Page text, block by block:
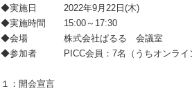
◆実施日 2022年9月22日(木)
◆実施時間 15:00～17:30
◆会場 株式会社ぱるる 会議室
◆参加者 PICC会員：7名（うちオンライン
１：開会宣言